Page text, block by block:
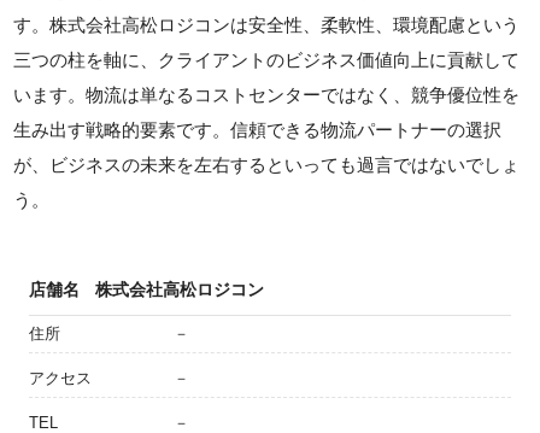
す。株式会社高松ロジコンは安全性、柔軟性、環境配慮という
三つの柱を軸に、クライアントのビジネス価値向上に貢献して
います。物流は単なるコストセンターではなく、競争優位性を
生み出す戦略的要素です。信頼できる物流パートナーの選択
が、ビジネスの未来を左右するといっても過言ではないでしょ
う。
店舗名 株式会社高松ロジコン
住所 －
アクセス －
TEL －